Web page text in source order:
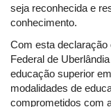
seja reconhecida e
conhecimento.
Com esta declaração
Federal de
educação superior
modalidades de
comprometidos com